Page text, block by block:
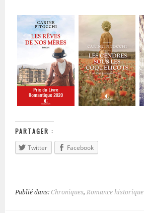
PARTAGER :
Twitter
Facebook
Publié dans:Chroniques,Romance historique